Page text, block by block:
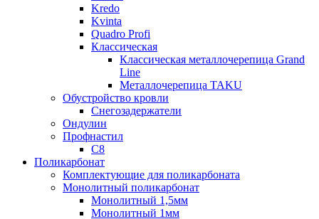
Kredo
Kvinta
Quadro Profi
Классическая
Классическая металлочерепица Grand
Line
Металлочерепица TAKU
Обустройство кровли
Снегозадержатели
Ондулин
Профнастил
С8
Поликарбонат
Комплектующие для поликарбоната
Монолитный поликарбонат
Монолитный 1,5мм
Монолитный 1мм